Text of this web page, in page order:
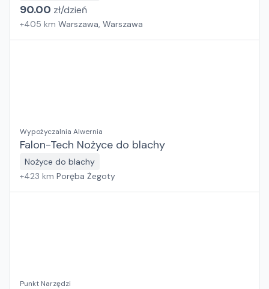
90.00 zł/dzień
+405 km Warszawa, Warszawa
Wypożyczalnia Alwernia
Falon-Tech Nożyce do blachy
Nożyce do blachy
+423 km Poręba Żegoty
Punkt Narzędzi